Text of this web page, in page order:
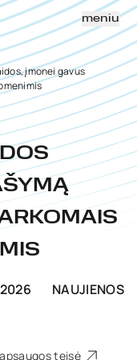
meniu
įmonei gavus
NAUJIENOS
teisė